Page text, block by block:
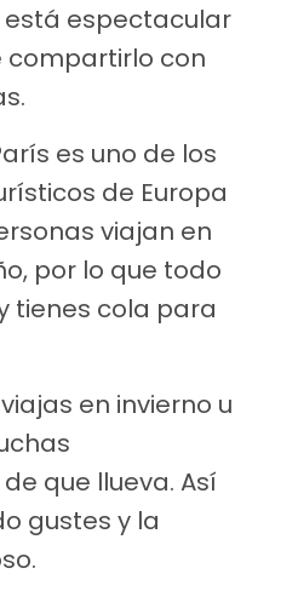
espectacular
compartirlo con
es uno de los
de Europa
viajan en
por lo que todo
tienes cola para
en invierno u
que llueva. Así
gustes y la